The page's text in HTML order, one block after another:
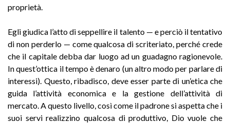
proprietà.
Egli giudica l’atto di seppellire il talento — e perciò il tentativo
di non perderlo — come qualcosa di scriteriato, perché crede
che il capitale debba dar luogo ad un guadagno ragionevole.
In quest’ottica il tempo è denaro (un altro modo per parlare di
interessi). Questo, ribadisco, deve esser parte di un’etica che
guida l’attività economica e la gestione dell’attività di
mercato. A questo livello, così come il padrone si aspetta che i
suoi servi realizzino qualcosa di produttivo, Dio vuole che